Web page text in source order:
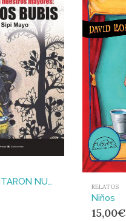
NOS CONTARON NUESTROS MAYORES
RELATOS
Niños
15,00€